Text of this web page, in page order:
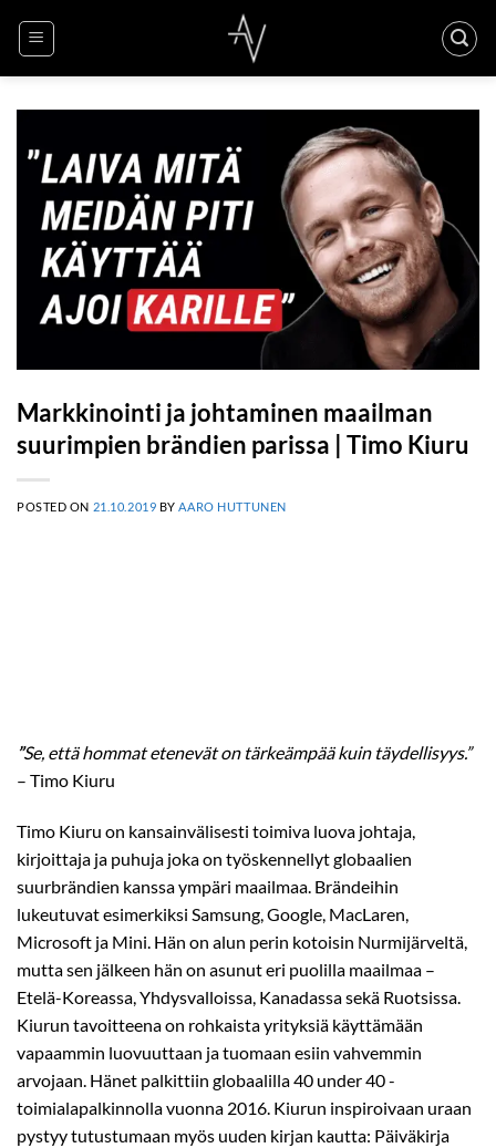
Markkinointi ja johtaminen maailman
suurimpien brändien parissa | Timo Kiuru
POSTED ON 21.10.2019 BYAARO HUTTUNEN
”Se, että hommat etenevät on tärkeämpää kuin täydellisyys.”
– Timo Kiuru
Timo Kiuru on kansainvälisesti toimiva luova johtaja,
kirjoittaja ja puhuja joka on työskennellyt globaalien
suurbrändien kanssa ympäri maailmaa. Brändeihin
lukeutuvat esimerkiksi Samsung, Google, MacLaren,
Microsoft ja Mini. Hän on alun perin kotoisin Nurmijärveltä,
mutta sen jälkeen hän on asunut eri puolilla maailmaa –
Etelä-Koreassa, Yhdysvalloissa, Kanadassa sekä Ruotsissa.
Kiurun tavoitteena on rohkaista yrityksiä käyttämään
vapaammin luovuuttaan ja tuomaan esiin vahvemmin
arvojaan. Hänet palkittiin globaalilla 40 under 40 -
toimialapalkinnolla vuonna 2016. Kiurun inspiroivaan uraan
pystyy tutustumaan myös uuden kirjan kautta: Päiväkirja